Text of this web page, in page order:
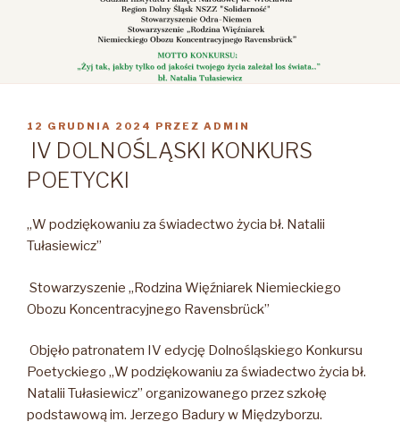
OPUBLIKOWANE
W
12 GRUDNIA 2024 PRZEZ ADMIN
IV DOLNOŚLĄSKI KONKURS
POETYCKI
„W podziękowaniu za świadectwo życia bł. Natalii
Tułasiewicz”
Stowarzyszenie „Rodzina Więźniarek Niemieckiego
Obozu Koncentracyjnego Ravensbrück”
Objęło patronatem IV edycję Dolnośląskiego Konkursu
Poetyckiego „W podziękowaniu za świadectwo życia bł.
Natalii Tułasiewicz” organizowanego przez szkołę
podstawową im. Jerzego Badury w Międzyborzu.